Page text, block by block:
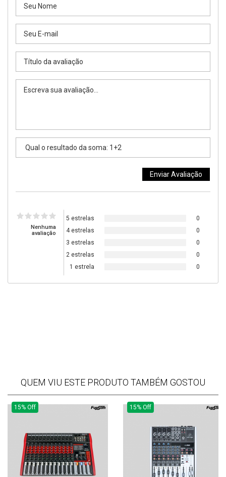
Nenhuma
avaliação
5 estrelas
0
4 estrelas
0
3 estrelas
0
2 estrelas
0
1 estrela
0
QUEM VIU ESTE PRODUTO TAMBÉM GOSTOU
15% Off 15% Off